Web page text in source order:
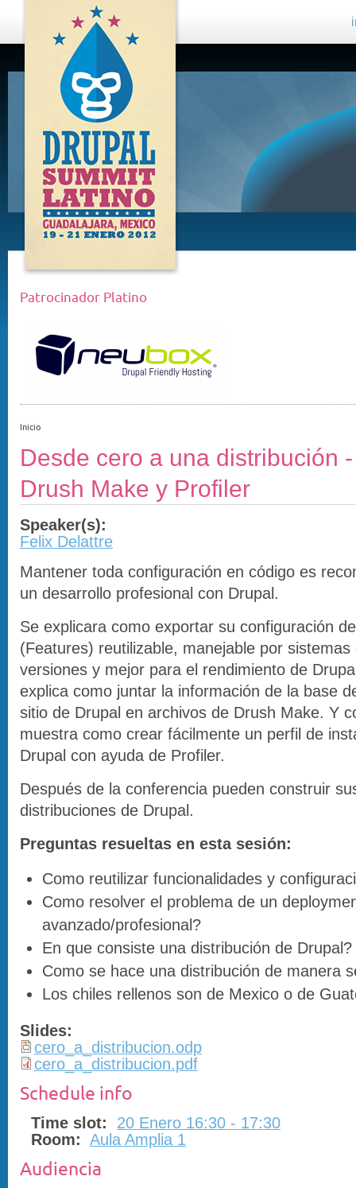
DRUPAL
SUMMIT
LATINO,
GUADALAJARA
2012
Patrocinador Platino
Inicio
Desde cero a una distribución
Drush Make y Profiler
Speaker(s):
Felix Delattre
Mantener toda configuración en código es
un desarrollo profesional con Drupal.
Se explicara como exportar su configuración
(Features) reutilizable, manejable por
versiones y mejor para el rendimiento de
explica como juntar la información de la base
sitio de Drupal en archivos de Drush Make. Y
muestra como crear fácilmente un perfil de
Drupal con ayuda de Profiler.
Después de la conferencia pueden construir
distribuciones de Drupal.
Preguntas resueltas en esta sesión:
Como reutilizar funcionalidades y
Como resolver el problema de un
avanzado/profesional?
En que consiste una distribución de Drupal?
Como se hace una distribución de manera
Los chiles rellenos son de Mexico o de
Slides:
cero_a_distribucion.odp
cero_a_distribucion.pdf
Schedule info
Time slot:
20 Enero 16:30 - 17:30
Room: Aula Amplia 1
Audiencia